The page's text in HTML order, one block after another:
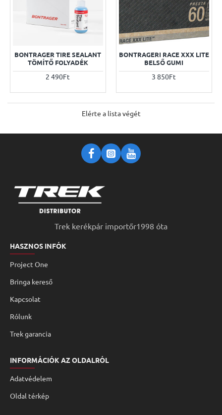
BONTRAGER TIRE SEALANT
TÖMÍTŐ FOLYADÉK
2 490Ft
BONTRAGERI RACE XXX LITE
BELSŐ GUMI
3 850Ft
Elérte a lista végét
Trek kerékpár importőr1998 óta
HASZNOS INFÓK
Project One
Bringa kereső
Kapcsolat
Rólunk
Trek garancia
INFORMÁCIÓK AZ OLDALRÓL
Adatvédelem
Oldal térkép